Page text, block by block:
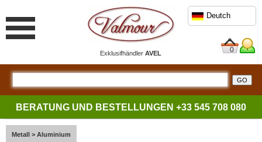
ExklusifhändlerAVEL
Deutch
0
BERATUNG UND BESTELLUNGEN +33 545 708 080
Metall > Aluminium